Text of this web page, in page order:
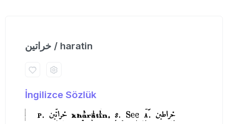
خراتین / haratin
İngilizce Sözlük